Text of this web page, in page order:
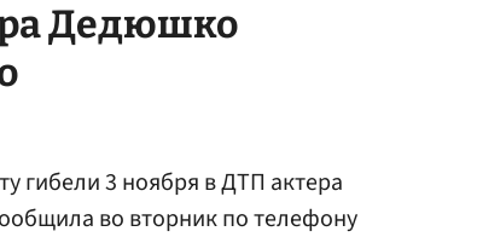
Дедюшко
гибели 3 ноября в ДТП актера
во вторник по телефону